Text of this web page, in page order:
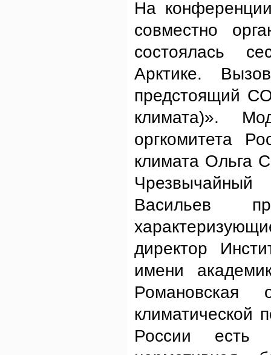
На
совместно
состоялась
Арктике.
предстоящий
климата)».
оргкомитета
климата Ольга
Васильев
директор
имени
Романовская
климатической
России есть